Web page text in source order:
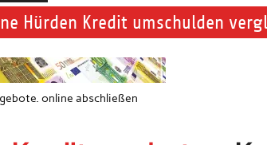
Hürden Kredit umschulden
online abschließen